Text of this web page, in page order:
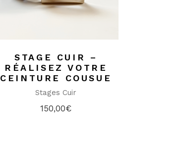
STAGE CUIR –
RÉALISEZ VOTRE
CEINTURE COUSUE
Stages Cuir
150,00€